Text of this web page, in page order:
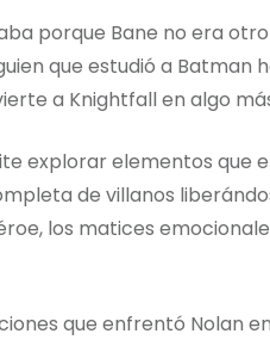
porque Bane no era
que estudió a Batman
a Knightfall en algo
explorar elementos que
de villanos
los matices
que enfrentó Nolan